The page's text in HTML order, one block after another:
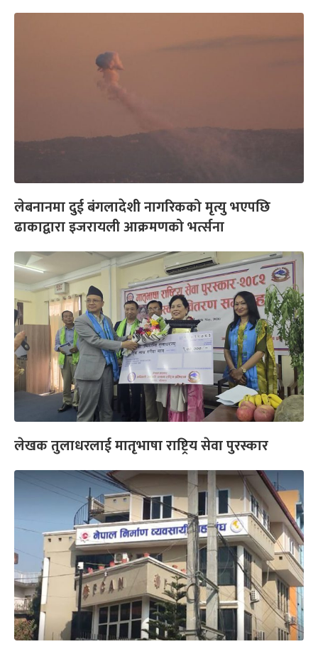
लेबनानमा दुई बंगलादेशी नागरिकको मृत्यु भएपछि
ढाकाद्वारा इजरायली आक्रमणको भर्त्सना
लेखक तुलाधरलाई मातृभाषा राष्ट्रिय सेवा पुरस्कार